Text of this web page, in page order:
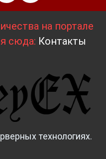
на портале
сюда: Контакты
технологиях.